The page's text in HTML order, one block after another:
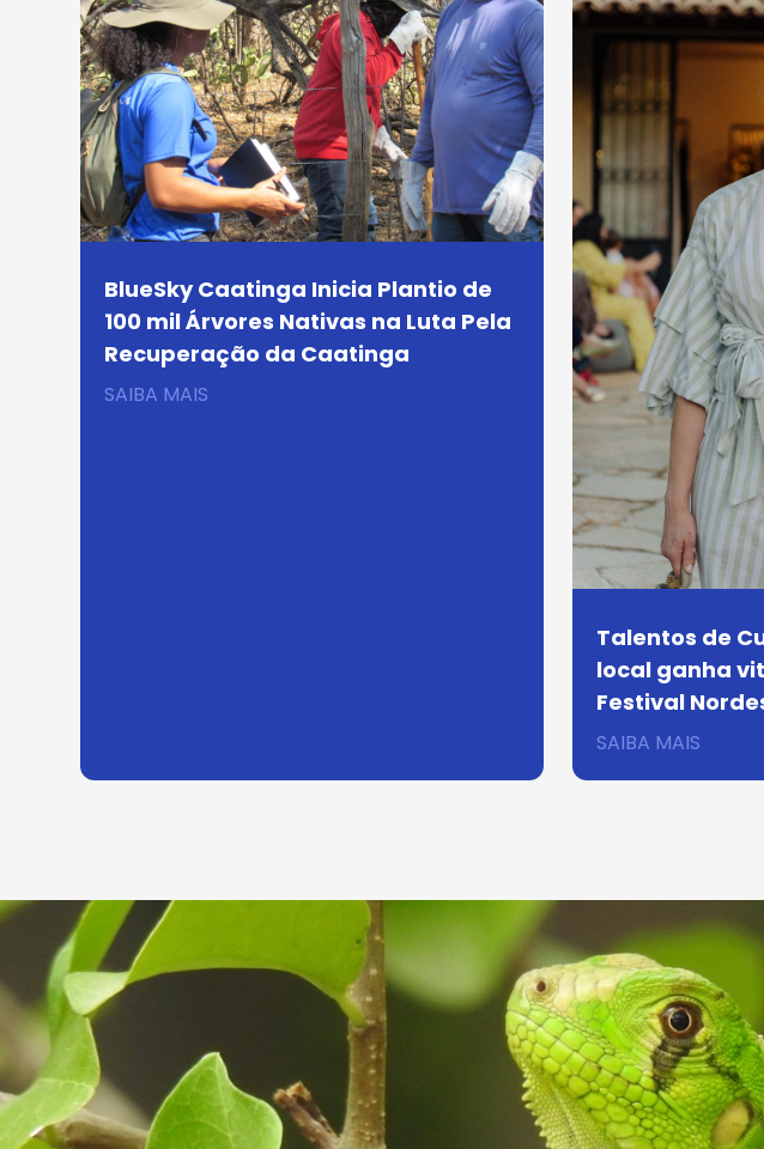
BlueSky Caatinga Inicia Plantio de
100 mil Árvores Nativas na Luta Pela
Recuperação da Caatinga
SAIBA MAIS
Talentos de
local ganha
Festival
SAIBA MAIS